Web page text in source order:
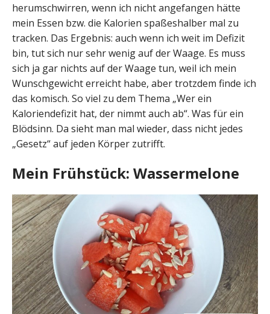
herumschwirren, wenn ich nicht angefangen hätte
mein Essen bzw. die Kalorien spa­ßes­hal­ber mal zu
tracken. Das Ergebnis: auch wenn ich weit im Defizit
bin, tut sich nur sehr wenig auf der Waage. Es muss
sich ja gar nichts auf der Waage tun, weil ich mein
Wunschgewicht erreicht habe, aber trotzdem finde ich
das komisch. So viel zu dem Thema „Wer ein
Kaloriendefizit hat, der nimmt auch ab“. Was für ein
Blödsinn. Da sieht man mal wieder, dass nicht jedes
„Gesetz“ auf jeden Körper zutrifft.
Mein Frühstück: Wassermelone